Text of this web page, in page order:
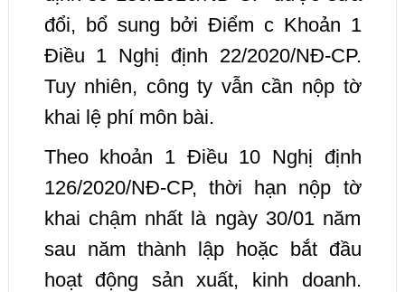
đổi, bổ sung bởi Điểm c Khoản 1
Điều 1 Nghị định 22/2020/NĐ-CP.
Tuy nhiên, công ty vẫn cần nộp tờ
khai lệ phí môn bài.
Theo khoản 1 Điều 10 Nghị định
126/2020/NĐ-CP, thời hạn nộp tờ
khai chậm nhất là ngày 30/01 năm
sau năm thành lập hoặc bắt đầu
hoạt động sản xuất, kinh doanh.